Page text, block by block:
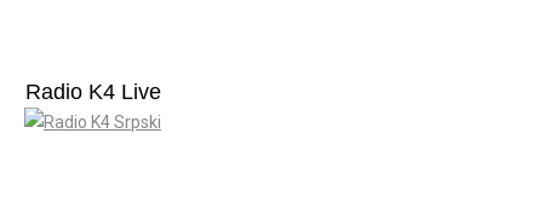
Radio K4 Live